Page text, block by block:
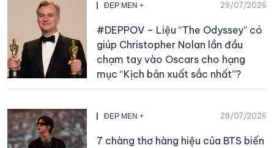
ĐẸP MEN + 29/07/2026
#DEPPOV – Liệu “The Odyssey” có
giúp Christopher Nolan lần đầu
chạm tay vào Oscars cho hạng
mục “Kịch bản xuất sắc nhất”?
ĐẸP MEN + 28/07/2026
7 chàng thơ hàng hiệu của BTS biến